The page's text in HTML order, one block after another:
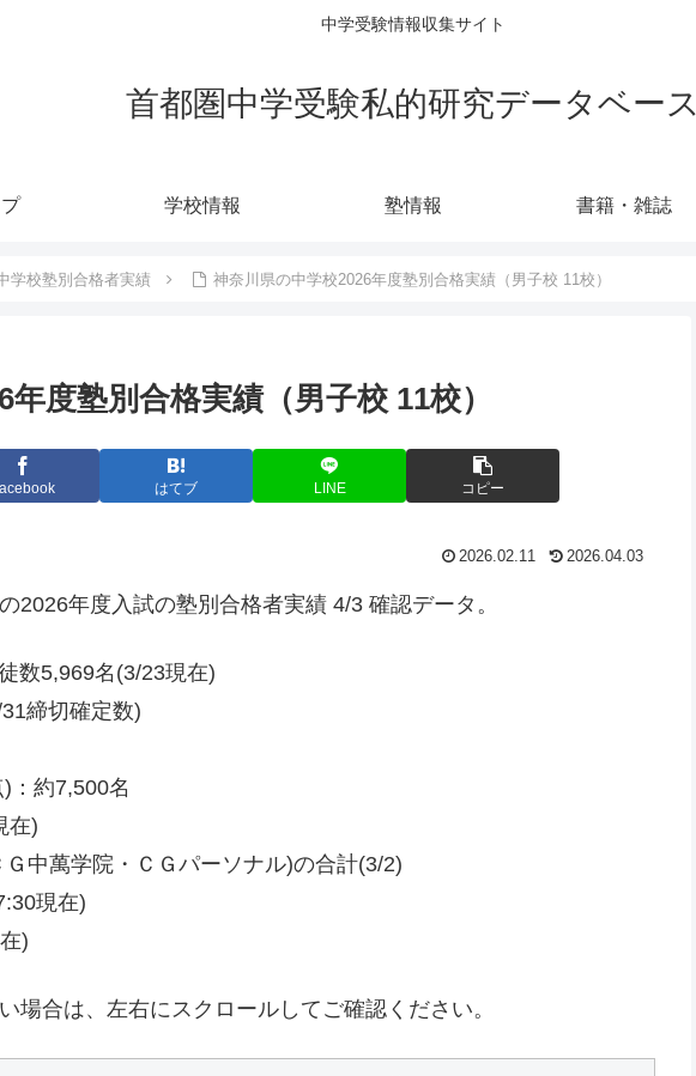
中学受験情報収集サイト
首都圏中学受験私的研究データベース
プ 学校情報 塾情報 書籍・雑誌
学校塾別合格者実績 神奈川県の中学校2026年度塾別合格実績（男子校 11校）
度塾別合格実績（男子校 11校）
はてブ LINE コピー
2026.02.11 2026.04.03
2026年度入試の塾別合格者実績 4/3 確認データ。
数5,969名(3/23現在)
締切確定数)
：約7,500名
在)
中萬学院・ＣＧパーソナル)の合計(3/2)
現在)
)
合は、左右にスクロールしてご確認ください。